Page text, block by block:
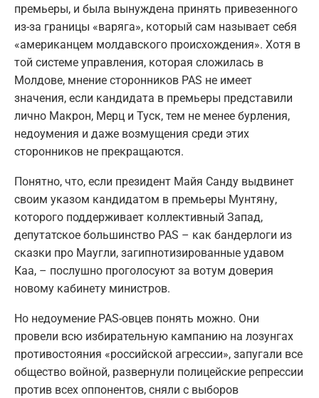
премьеры, и была вынуждена принять привезенного
из-за границы «варяга», который сам называет себя
«американцем молдавского происхождения». Хотя в
той системе управления, которая сложилась в
Молдове, мнение сторонников PAS не имеет
значения, если кандидата в премьеры представили
лично Макрон, Мерц и Туск, тем не менее бурления,
недоумения и даже возмущения среди этих
сторонников не прекращаются.
Понятно, что, если президент Майя Санду выдвинет
своим указом кандидатом в премьеры Мунтяну,
которого поддерживает коллективный Запад,
депутатское большинство PAS – как бандерлоги из
сказки про Маугли, загипнотизированные удавом
Каа, – послушно проголосуют за вотум доверия
новому кабинету министров.
Но недоумение PAS-овцев понять можно. Они
провели всю избирательную кампанию на лозунгах
противостояния «российской агрессии», запугали все
общество войной, развернули полицейские репрессии
против всех оппонентов, сняли с выборов